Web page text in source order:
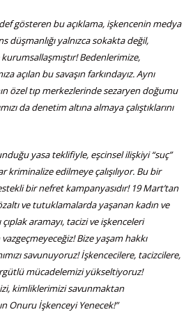
gösteren bu açıklama, işkencenin medya
düşmanlığı yalnızca sokakta değil,
Bedenlerimize,
açılan bu savaşın farkındayız. Aynı
özel tıp merkezlerinde sezaryen doğumu
da denetim altına almaya çalıştıklarını
yasa teklifiyle, eşcinsel ilişkiyi “suç”
kriminalize edilmeye çalışılıyor. Bu bir
bir nefret kampanyasıdır! 19 Mart’tan
ve tutuklamalarda yaşanan kadın ve
aramayı, tacizi ve işkenceleri
Bize yaşam hakkı
savunuyoruz! İşkencecilere, tacizcilere,
mücadelemizi yükseltiyoruz!
kimliklerimizi savunmaktan
Onuru İşkenceyi Yenecek!”